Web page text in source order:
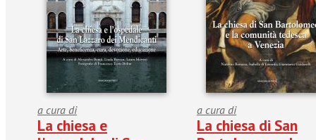
a cura di
La chiesa e
a cura di
La chiesa di San